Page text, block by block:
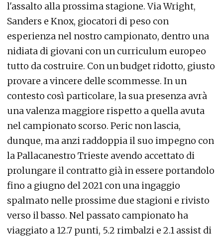
l'assalto alla prossima stagione. Via Wright,
Sanders e Knox, giocatori di peso con
esperienza nel nostro campionato, dentro una
nidiata di giovani con un curriculum europeo
tutto da costruire. Con un budget ridotto, giusto
provare a vincere delle scommesse. In un
contesto così particolare, la sua presenza avrà
una valenza maggiore rispetto a quella avuta
nel campionato scorso. Peric non lascia,
dunque, ma anzi raddoppia il suo impegno con
la Pallacanestro Trieste avendo accettato di
prolungare il contratto già in essere portandolo
fino a giugno del 2021 con una ingaggio
spalmato nelle prossime due stagioni e rivisto
verso il basso. Nel passato campionato ha
viaggiato a 12.7 punti, 5.2 rimbalzi e 2.1 assist di